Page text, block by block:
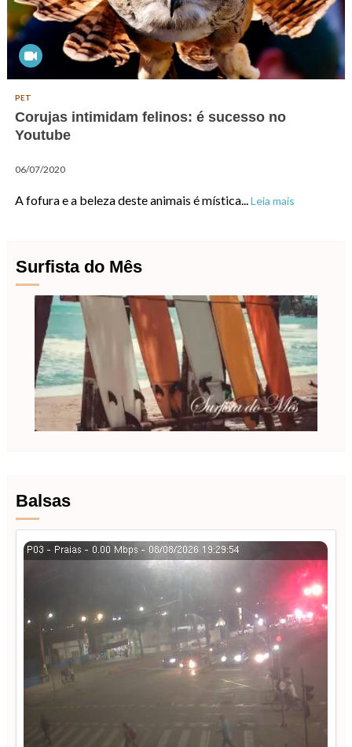
PET
Corujas intimidam felinos: é sucesso no
Youtube
06/07/2020
A fofura e a beleza deste animais é mística...Leia mais
Surfista do Mês
Balsas